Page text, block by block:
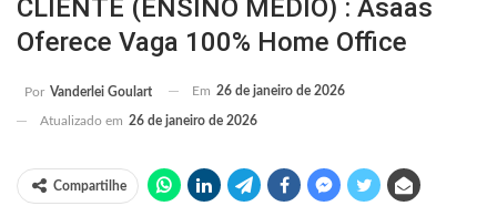
CLIENTE (ENSINO MÉDIO) : Asaas
Oferece Vaga 100% Home Office
Por Vanderlei Goulart Em 26 de janeiro de 2026
Atualizado em 26 de janeiro de 2026
Compartilhe